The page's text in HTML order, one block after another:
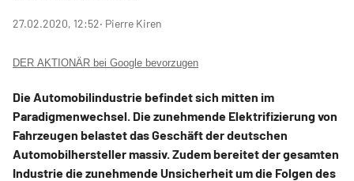
27.02.2020, 12:52‧ Pierre Kiren
DER AKTIONÄR bei Google bevorzugen
Die Automobilindustrie befindet sich mitten im
Paradigmenwechsel. Die zunehmende Elektrifizierung von
Fahrzeugen belastet das Geschäft der deutschen
Automobilhersteller massiv. Zudem bereitet der gesamten
Industrie die zunehmende Unsicherheit um die Folgen des